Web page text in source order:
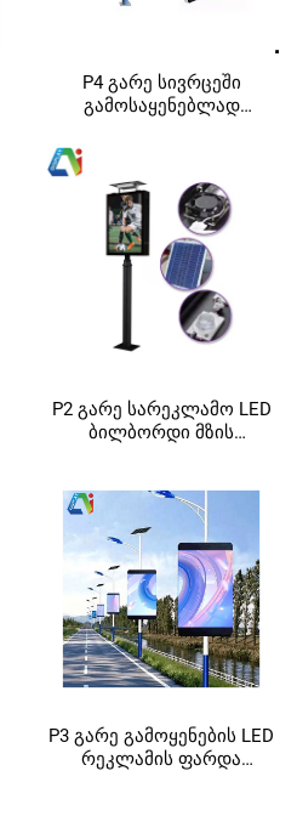
P4 გარე სივრცეში
გამოსაყენებლად
ენერგიით მოძრავი ქუჩის
ბოძის რეკლამა LED
ეკრანით და გზის
სინათლის ბოძით
P2 გარე სარეკლამო LED
ბილბორდი მზის
სისტემა LED ეკრანით და
გზის სინათლის პოლოს
P3 გარე გამოყენების LED
რეკლამის ფარდა